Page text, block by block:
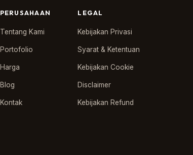
PERUSAHAAN
Tentang Kami
Portofolio
Harga
Blog
Kontak
LEGAL
Kebijakan Privasi
Syarat & Ketentuan
Kebijakan Cookie
Disclaimer
Kebijakan Refund